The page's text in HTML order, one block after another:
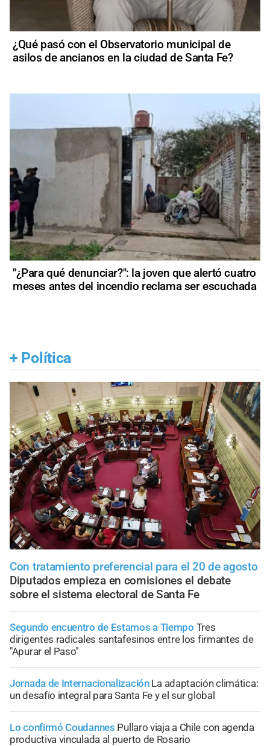
¿Qué pasó con el Observatorio municipal de
asilos de ancianos en la ciudad de Santa Fe?
"¿Para qué denunciar?": la joven que alertó cuatro
meses antes del incendio reclama ser escuchada
+ Política
Con tratamiento preferencial para el 20 de agosto
Diputados empieza en comisiones el debate
sobre el sistema electoral de Santa Fe
Segundo encuentro de Estamos a Tiempo Tres
dirigentes radicales santafesinos entre los firmantes de
"Apurar el Paso"
Jornada de Internacionalización La adaptación climática:
un desafío integral para Santa Fe y el sur global
Lo confirmó Coudannes Pullaro viaja a Chile con agenda
productiva vinculada al puerto de Rosario